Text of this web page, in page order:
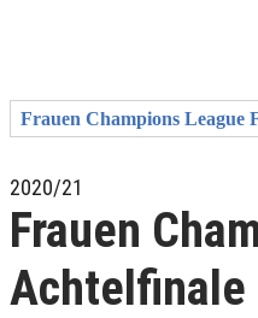
Frauen Champions League
2020/21
Frauen
Achtelfinale